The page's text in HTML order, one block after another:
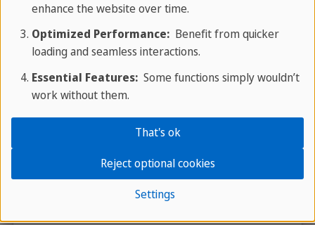
Privacy is important to us. Only when you click, the video is
loaded and played by the third-party provider.
enhance the website over time.
Optimized Performance:Benefit from quicker
loading and seamless interactions.
Essential Features:Some functions simply wouldn’t
work without them.
Settings
Reject optional cookies
That's ok